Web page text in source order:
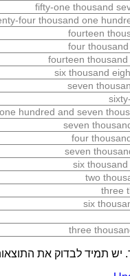
fifty-one thousand
four thousand one
fourteen
four
fourteen
six thousand
seven
hundred and seven
seven
four
seven
six
two
three
six
three
תמיד לבדוק את התוצאות